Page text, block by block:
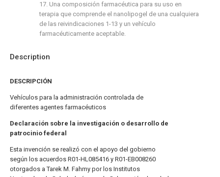
Description
DESCRIPCIÓN
Vehículos para la administración controlada de
diferentes agentes farmacéuticos
Declaración sobre la investigación o desarrollo de
patrocinio federal
Esta invención se realizó con el apoyo del gobierno
según los acuerdos R01-HL085416 y R01-EB008260
otorgados a Tarek M. Fahmy por los Institutos
17. Una composición farmacéutica para su uso en
terapia que comprende el nanolipogel de una cualquiera
de las reivindicaciones 1-13 y un vehículo
farmacéuticamente aceptable.